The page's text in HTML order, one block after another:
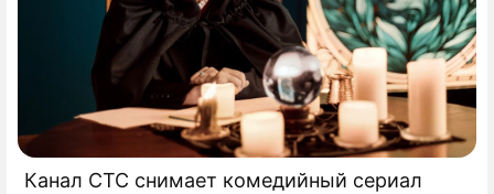
Канал СТС снимает комедийный сериал